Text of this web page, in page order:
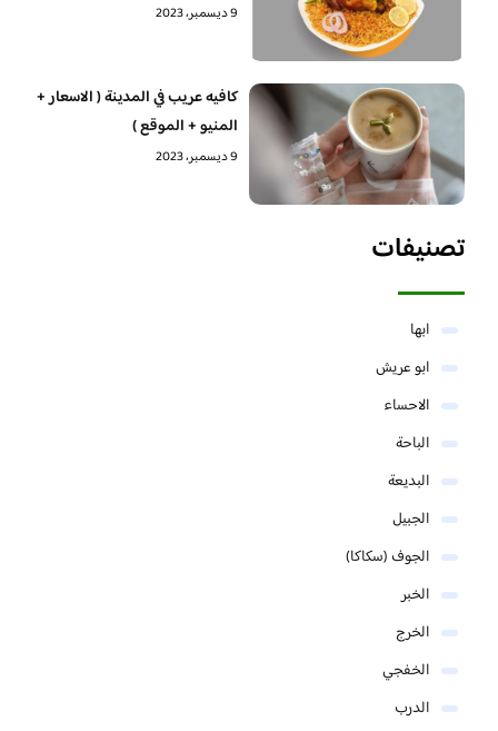
9 ديسمبر، 2023
كافيه عريب في المدينة ( الاسعار +
المنيو + الموقع )
9 ديسمبر، 2023
تصنيفات
ابها
ابو عريش
الاحساء
الباحة
البديعة
الجبيل
الجوف (سكاكا)
الخبر
الخرج
الخفجي
الدرب